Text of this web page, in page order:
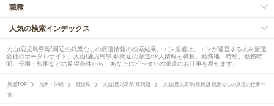
職種
人気の検索インデックス
大山(鹿児島県)駅周辺の残業なしの派遣情報の検索結果。エン派遣は、エンが運営する人材派遣
会社のポータルサイト。大山(鹿児島県)駅周辺の派遣/求人情報を職種、勤務地、時給、勤務時
間、長期・短期などの希望条件から、あなたにピッタリの派遣のお仕事を探せます。
派遣TOP 九州・沖縄 鹿児島 大山(鹿児島県)駅周辺
大山(鹿児島県)駅周辺 残業なしの派遣の仕事一
覧